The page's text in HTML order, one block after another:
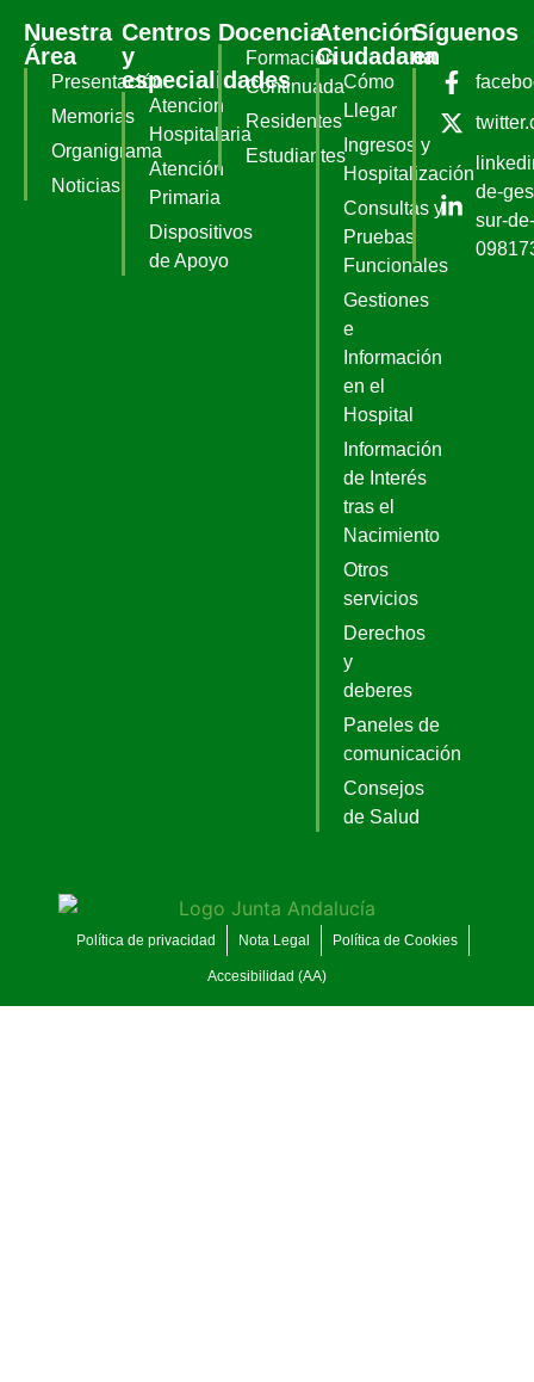
Nuestra
Área
Presentación
Memorias
Organigrama
Noticias
Centros
y
especialidades
Atencion
Hospitalaria
Atención
Primaria
Dispositivos
de Apoyo
Docencia
Formación
Continuada
Residentes
Estudiantes
Atención
Ciudadana
Cómo
Llegar
Ingresos y
Hospitalización
Consultas y
Pruebas
Funcionales
Gestiones
e
Información
en el
Hospital
Información
de Interés
tras el
Nacimiento
Otros
servicios
Derechos
y
deberes
Paneles de
comunicación
Consejos
de Salud
Síguenos
en
de-
sur-
Política de privacidad Nota Legal Política de Cookies
Accesibilidad (AA)